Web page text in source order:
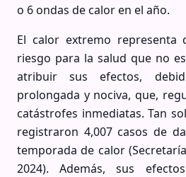
o 6 ondas de calor en el año.
El calor extremo
riesgo para la salud que no
atribuir sus efectos,
prolongada y nociva, que,
catástrofes inmediatas. Tan
registraron 4,007 casos de
temporada de calor
2024). Además, sus